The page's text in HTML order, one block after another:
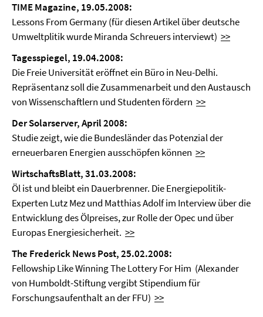
TIME Magazine, 19.05.2008:
Lessons From Germany (für diesen Artikel über deutsche
Umweltplitik wurde Miranda Schreuers interviewt) >>
Tagesspiegel, 19.04.2008:
Die Freie Universität eröffnet ein Büro in Neu-Delhi.
Repräsentanz soll die Zusammenarbeit und den Austausch
von Wissenschaftlern und Studenten fördern >>
Der Solarserver, April 2008:
Studie zeigt, wie die Bundesländer das Potenzial der
erneuerbaren Energien ausschöpfen können >>
WirtschaftsBlatt, 31.03.2008:
Öl ist und bleibt ein Dauerbrenner. Die Energiepolitik­
Experten Lutz Mez und Matthias Adolf im ­Interview über die
Entwicklung des Ölpreises, zur Rolle der Opec und über
Europas Energiesicherheit. >>
The Frederick News Post, 25.02.2008:
Fellowship Like Winning The Lottery For Him (Alexander
von Humboldt-Stiftung vergibt Stipendium für
Forschungsaufenthalt an der FFU) >>